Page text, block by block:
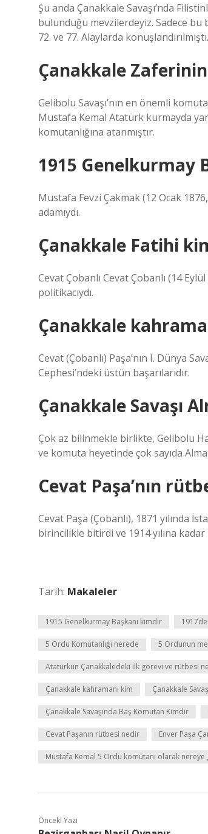
Şu anda Çanakkale Savaşı’nda
bulunduğu mevzilerdeyiz. Sadece bu
72. ve 77. Alaylarda konuşlandırılmıştı.
Çanakkale
Gelibolu Savaşı’nın en önemli
Mustafa Kemal Atatürk kurmayda
komutanlığına atanmıştır.
1915 Genelkurmay
Mustafa Fevzi Çakmak (12 Ocak
adamıydı.
Çanakkale Fatihi
Cevat Çobanlı Cevat Çobanlı (14
politikacıydı.
Çanakkale
Cevat (Çobanlı) Paşa’nın I. Dünya
Cephesi’ndeki üstün başarılarıdır.
Çanakkale Savaşı
Çok az bilinmekle birlikte, Gelibolu
ve komuta heyetinde çok sayıda
Cevat Paşa’nın
Cevat Paşa (Çobanlı), 1871 yılında
birincilikle bitirdi ve 1914 yılına
Tarih: Makaleler
1915 Genelkurmay Başkanı kimdir
5 Ordu Komutanlığı nerede 5 Ordunun
Atatürkün Çanakkaledeki ilk görevi ve rütbesi
Çanakkale kahramanı kim Çanakkale
Çanakkale Savaşında Baş Komutan Kimdir
Cevat Paşanın rütbesi nedir Enver Paşa
Mustafa Kemal 5 Ordu komutanı olarak nereye
Önceki Yazı